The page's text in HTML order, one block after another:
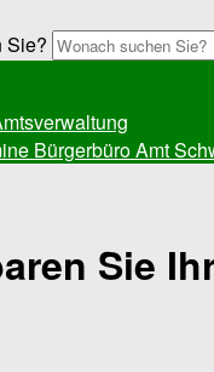
Sie?
Bürgerbüro Amt
Sie